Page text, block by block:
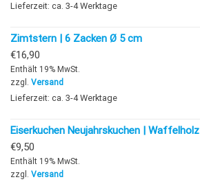
Lieferzeit: ca. 3-4 Werktage
Zimtstern | 6 Zacken Ø 5 cm
€16,90
Enthält 19% MwSt.
zzgl. Versand
Lieferzeit: ca. 3-4 Werktage
Eiserkuchen Neujahrskuchen | Waffelholz
€9,50
Enthält 19% MwSt.
zzgl. Versand